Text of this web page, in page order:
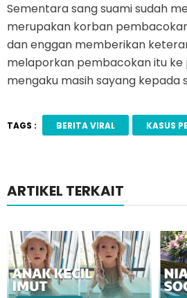
Sementara sang suami sudah
merupakan korban
dan enggan memberikan
melaporkan pembacokan itu ke
mengaku masih sayang kepada
TAGS : BERITA VIRAL KASUS
ARTIKEL TERKAIT